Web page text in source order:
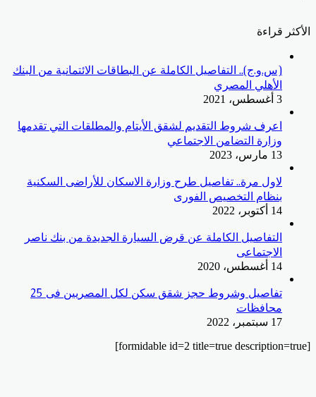
الأكثر قراءة
(س.و.ج).. التفاصيل الكاملة عن البطاقات الائتمانية من البنك
الأهلي المصري
3 أغسطس، 2021
اعرف شروط التقديم لشقق الأيتام والمطلقات التي تقدمها
وزارة التضامن الاجتماعي
13 مارس، 2023
لاول مرة.. تفاصيل طرح وزارة الاسكان للأراضى السكنية
بنظام التخصيص الفورى
14 أكتوبر، 2022
التفاصيل الكاملة عن قرض السيارة الجديدة من بنك ناصر
الاجتماعى
14 أغسطس، 2020
تفاصيل وشروط حجز شقق سكن لكل المصريين فى 25
محافظات
17 سبتمبر، 2022
[formidable id=2 title=true description=true]